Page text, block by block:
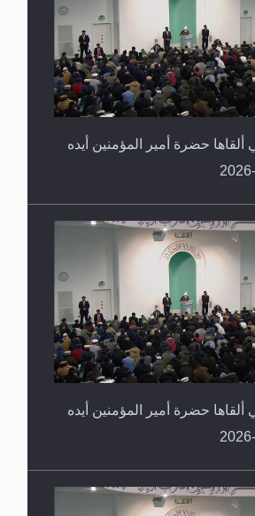
ألقاها حضرة أمير المؤمنين أيده
ألقاها حضرة أمير المؤمنين أيده